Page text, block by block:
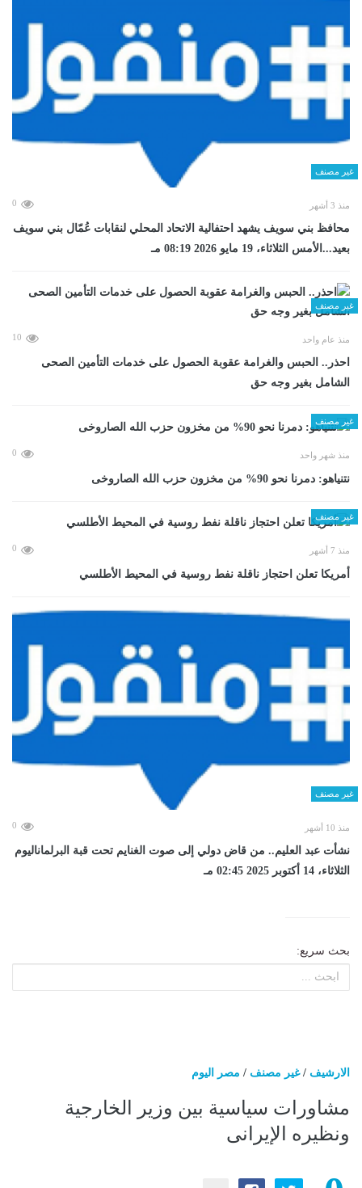
غير مصنف
منذ 3 أشهر 0
محافظ بني سويف يشهد احتفالية الاتحاد المحلي لنقابات عُمّال بني سويف
بعيد...الأمس الثلاثاء، 19 مايو 2026 08:19 مـ
غير مصنف
منذ عام واحد 10
احذر.. الحبس والغرامة عقوبة الحصول على خدمات التأمين الصحى
الشامل بغير وجه حق
غير مصنف
منذ شهر واحد 0
نتنياهو: دمرنا نحو 90% من مخزون حزب الله الصاروخى
غير مصنف
منذ 7 أشهر 0
أمريكا تعلن احتجاز ناقلة نفط روسية في المحيط الأطلسي
غير مصنف
منذ 10 أشهر 0
نشأت عبد العليم.. من قاض دولي إلى صوت الغنايم تحت قبة البرلماناليوم
الثلاثاء، 14 أكتوبر 2025 02:45 مـ
بحث سريع:
الارشيف /غير مصنف / مصر اليوم
مشاورات سياسية بين وزير الخارجية
ونظيره الإيرانى